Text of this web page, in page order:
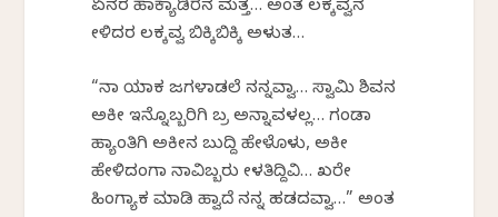
ಏನರ ಹಾಕ್ಯಾಡಿರೆನ ಮತ್ತ… ಅಂತ ಲಕ್ಕವ್ವನ
ಕೇಳಿದರ ಲಕ್ಕವ್ವ ಬಿಕ್ಕಿಬಿಕ್ಕಿ ಅಳುತ…
“ನಾ ಯಾಕ ಜಗಳಾಡಲೆ ನನ್ನವ್ವಾ… ಸ್ವಾಮಿ ಶಿವನ
ಅಕೀ ಇನ್ನೊಬ್ಬರಿಗಿ ಬ್ರ ಅನ್ನಾವಳಲ್ಲ… ಗಂಡಾ
ಹ್ಯಾಂತಿಗಿ ಅಕೀನ ಬುದ್ದಿ ಹೇಳೊಳು, ಅಕೀ
ಹೇಳಿದಂಗಾ ನಾವಿಬ್ಬರು ಕೇಳತಿದ್ದಿವಿ… ಖರೇ
ಹಿಂಗ್ಯಾಕ ಮಾಡಿ ಹ್ವಾದೆ ನನ್ನ ಹಡದವ್ವಾ…” ಅಂತ